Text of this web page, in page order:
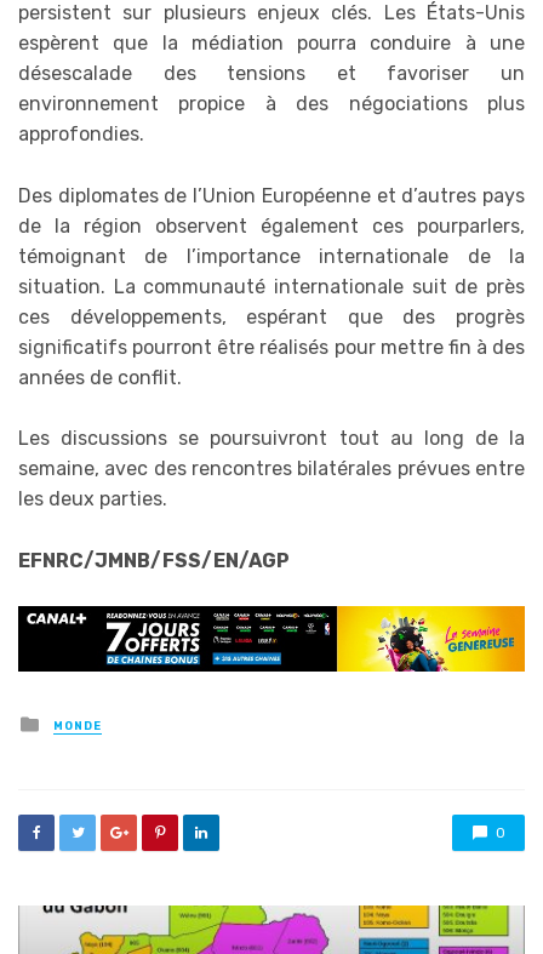
persistent sur plusieurs enjeux clés. Les États-Unis
espèrent que la médiation pourra conduire à une
désescalade des tensions et favoriser un
environnement propice à des négociations plus
approfondies.
Des diplomates de l’Union Européenne et d’autres pays
de la région observent également ces pourparlers,
témoignant de l’importance internationale de la
situation. La communauté internationale suit de près
ces développements, espérant que des progrès
significatifs pourront être réalisés pour mettre fin à des
années de conflit.
Les discussions se poursuivront tout au long de la
semaine, avec des rencontres bilatérales prévues entre
les deux parties.
EFNRC/JMNB/FSS/EN/AGP
Posted
in
MONDE
0